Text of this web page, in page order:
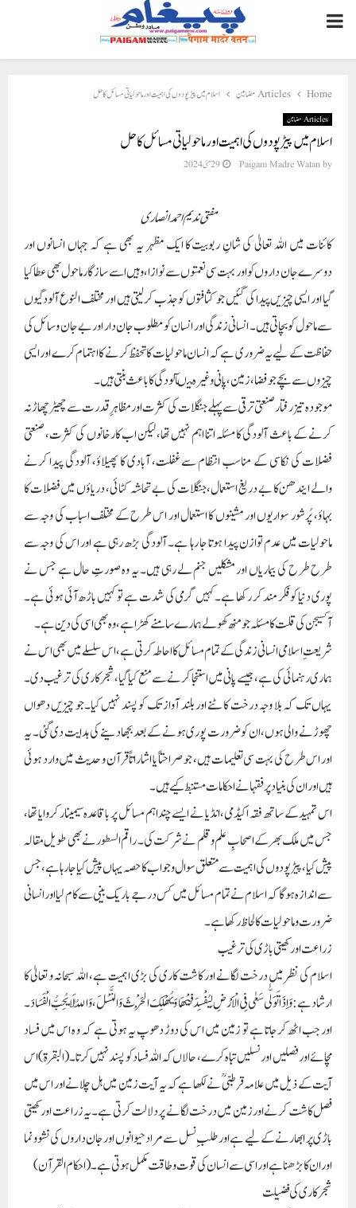
PRIMARY
MENU
Home Articles مضامین اسلام میں پیڑ پودوں کی اہمیت اور ماحولیاتی مسائل کا حل
Articles مضامین
اسلام میں پیڑ پودوں کی اہمیت اور ماحولیاتی مسائل کا حل
by
Paigam Madre Watan 29 مئی 2024
مفتی ندیم احمد انصاری
کائنات میں اللہ تعالیٰ کی شانِ ربوبیت کا ایک مظہر یہ بھی ہے کہ جہاں انسانوں اور
دوسرے جان داروں کو اور بہت سی نعمتوں سے نوازا، وہیں اسے سازگار ماحول بھی عطا کیا
گیا اور ایسی چیزیں پیدا کی گئیں جو کثافتوں کو جذب کرلیتی ہیں اور مختلف النوع آلودگیوں
سے ماحول کو بچاتی ہیں۔ انسانی زندگی اور انسان کو مطلوب جان دار اور بے جان وسائل کی
حفاظت کے لیے یہ ضروری ہے کہ انسان ماحولیات کا تحفظ کرنے کا اہتمام کرے اور ایسی
چیزوں سے بچے جو فضا، زمین، پانی وغیرہ میںآلودگی کا باعث بنتی ہیں۔
موجودہ تیز رفتار صنعتی ترقی سے پہلے جنگلات کی کثرت اور مظاہرِقدرت سے چھیڑ چھاڑ نہ
کرنے کے باعث آلودگی کا مسئلہ اتنا اہم نہیں تھا، لیکن اب کارخانوں کی کثرت، صنعتی
فضلات کی نکاسی کے مناسب انتظام سے غفلت، آبادی کا پھیلاؤ، آلودگی پیدا کرنے
والے ایندھن کا بے دریغ استعمال، جنگلات کی بے تحاشہ کٹائی، دریاؤں میں فضلات کا
بہاؤ، پُرشور سواریوں اور مشینوں کا استعمال اور اس طرح کے مختلف اسباب کی وجہ سے
ماحولیات میں عدم توازن پیدا ہوتا جا رہا ہے۔ آلودگی بڑھ رہی ہے اور اس کی وجہ سے
طرح طرح کی بیماریاں اور مشکلیں جنم لے رہی ہیں۔ یہ وہ صورتِ حال ہے جس نے
پوری دنیا کو فکر مند کر رکھا ہے۔کہیں گرمی کی شدت ہے تو کہیں باڑھ آئی ہوئی ہے۔
آکسیجن کی قلت کا مسئلہ جو منھ کھولے ہمارے سامنے کھڑا ہے، وہ بھی اسی کی دین ہے۔
شریعتِ اسلامی انسانی زندگی کے تمام مسائل کا احاطہ کرتی ہے ،اس سلسلے میں بھی اس نے
ہماری رہنمائی کی ہے ، جیسے پانی میں استنجا کرنے سے منع کیا گیا، شجرکاری کی ترغیب دی۔
یہاں تک کہ بلا وجہ درخت کاٹنے اور بلند آواز تک کو پسند نہیں کیا۔جو چیزیں دھواں
چھوڑنے والی ہوں،ان کو ضرورت پوری ہونے کے بعد بجھا دینے کی ہدایت دی گئی۔ یہ
اور اس طرح کی بہت سی تعلیمات ہیں، جو صراحتاً یا اشاراتاً قرآن و حدیث میں وارد ہوئی
ہیں اور ان کی بنیاد پر فقہا نے احکامات مستنبط کیے ہیں۔
اس تمہید کے ساتھ فقہ اکیڈمی، انڈیا نے ایسے چند اہم مسائل پر باقاعدہ سیمینار کروایا تھا،
جس میں ملک بھر کے اصحابِ علم و قلم نے شرکت کی۔ راقم السطور نے بھی طویل مقالہ
پیش کیا، پیڑ پودوں کی اہمیت سے متعلق سوال و جواب کا حصہ یہاں پیش کیا جا رہا ہے، جس
سے اندازہ ہوگا کہ اسلام نے تمام مسائل میں کس درجے باریک بینی سے کام لیا اور انسانی
ضرورت و ماحولیات کا لحاظ رکھاہے۔
زراعت اور کھیتی باڑی کی ترغیب
اسلام کی نظر میں درخت لگانے اور کاشت کاری کی بڑی اہمیت ہے، اللہ سبحانہ و تعالیٰ کا
ارشاد ہے :وَاِذَا تَوَلّٰی سَعٰی فِی الْاَرْضِ لِیُفْسِدَ فِیْھَا وَیُھْلِکَ الْحَرْثَ وَالنَّسْلَ، وَاللّٰہُ لَا یُحِبُّ الْفَسَادَ ۔
اور جب اٹھ کرجاتا ہے تو زمین میں اس کی دوڑ دھوپ یہ ہوتی ہے کہ و ہ اس میں فساد
مچائے اور فصلیں اور نسلیں تباہ کرے ، حالاں کہ اللہ فساد کو پسند نہیں کرتا۔(البقرۃ)اس
آیت کے ذیل میں علامہ قرطبیؒ نے لکھا ہے کہ یہ آیت زمین میں ہل چلانے اور اس میں
فصل کاشت کرنے اور زمین میں درخت لگانے پردلالت کرتی ہے۔ یہ زراعت اور کھیتی
باڑی پر ابھارنے کے لیے ہے اور طلبِ نسل سے مراد حیوانوں اور جان داروں کی نشوونما
اور ان کا بڑھنا ہے اور اسی سے انسان کی قوت و طاقت مکمل ہوتی ہے۔(احکام القرآن)
شجرکاری کی فضیلت